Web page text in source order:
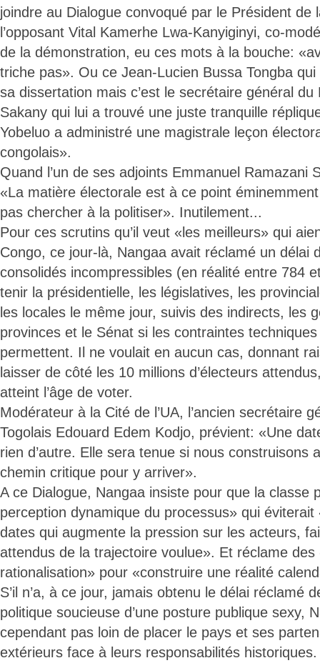
joindre au Dialogue convoqué par le Président de
l’opposant Vital Kamerhe Lwa-Kanyiginyi, co-
de la démonstration, eu ces mots à la bouche:
triche pas». Ou ce Jean-Lucien Bussa Tongba
sa dissertation mais c’est le secrétaire général du
Sakany qui lui a trouvé une juste tranquille
Yobeluo a administré une magistrale leçon
congolais».
Quand l’un de ses adjoints Emmanuel Ramazani
«La matière électorale est à ce point
pas chercher à la politiser». Inutilement...
Pour ces scrutins qu’il veut «les meilleurs» qui
Congo, ce jour-là, Nangaa avait réclamé un délai
consolidés incompressibles (en réalité entre 784
tenir la présidentielle, les législatives, les
les locales le même jour, suivis des indirects, les
provinces et le Sénat si les contraintes
permettent. Il ne voulait en aucun cas, donnant
laisser de côté les 10 millions d’électeurs
atteint l’âge de voter.
Modérateur à la Cité de l’UA, l’ancien secrétaire
Togolais Edouard Edem Kodjo, prévient: «Une
rien d’autre. Elle sera tenue si nous construisons
chemin critique pour y arriver».
A ce Dialogue, Nangaa insiste pour que la classe
perception dynamique du processus» qui
dates qui augmente la pression sur les acteurs,
attendus de la trajectoire voulue». Et réclame
rationalisation» pour «construire une réalité
S’il n’a, à ce jour, jamais obtenu le délai réclamé
politique soucieuse d’une posture publique sexy,
cependant pas loin de placer le pays et ses
extérieurs face à leurs responsabilités historiques.